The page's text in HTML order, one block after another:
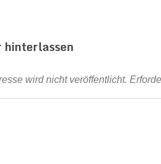
hinterlassen
wird nicht veröffentlicht.